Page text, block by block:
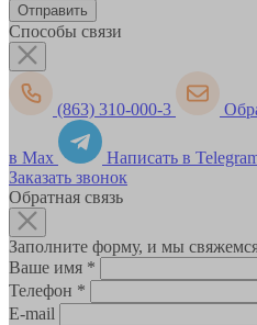
Способы связи
(863) 310-000-3
в Max
Написать в
Заказать звонок
Обратная связь
Заполните форму, и мы
Ваше имя *
Телефон *
E-mail